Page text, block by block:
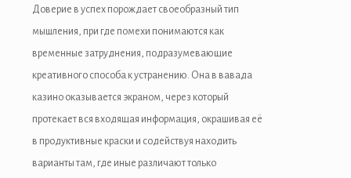
güncel giriş
Доверие в успех порождает своеобразный тип
мышления, при где помехи понимаются как
временные затруднения, подразумевающие
креативного способа к устранению. Она в вавада
казино оказывается экраном, через который
протекает вся входящая информация, окрашивая её
в продуктивные краски и содействуя находить
варианты там, где иные различают только